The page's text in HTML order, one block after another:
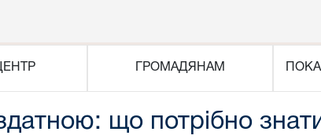
ГРОМАДЯНАМ
що потрібно